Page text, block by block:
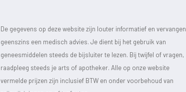
De gegevens op deze website zijn louter informatief en vervangen
geenszins een medisch advies. Je dient bij het gebruik van
geneesmiddelen steeds de bijsluiter te lezen. Bij twijfel of vragen,
raadpleeg steeds je arts of apotheker. Alle op onze website
vermelde prijzen zijn inclusief BTW en onder voorbehoud van